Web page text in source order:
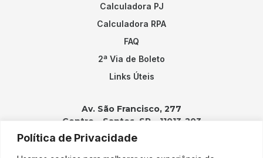
Política de Privacidade
Calculadora PJ
Calculadora RPA
FAQ
2ª Via de Boleto
Links Úteis
Av. São Francisco, 277
Centro – Santos, SP – 11013-203
Contatos: